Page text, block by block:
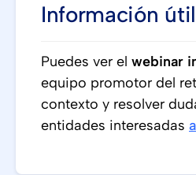
Información útil
Puedes ver el webinar
equipo promotor del
contexto y resolver
entidades interesadas